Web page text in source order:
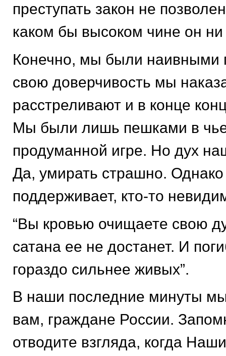
преступать закон не
каком бы высоком чине он
Конечно, мы были наивными
свою доверчивость мы
расстреливают и в конце
Мы были лишь пешками в
продуманной игре. Но дух
Да, умирать страшно. Однако
поддерживает, кто-то
“Вы кровью очищаете свою
сатана ее не достанет. И
гораздо сильнее живых”.
В наши последние минуты
вам, граждане России.
отводите взгляда, когда Наши